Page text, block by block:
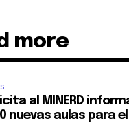
more
al MINERD
nuevas aulas para